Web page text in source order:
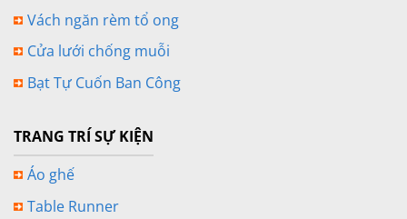
Vách ngăn rèm tổ ong
Cửa lưới chống muỗi
Bạt Tự Cuốn Ban Công
TRANG TRÍ SỰ KIỆN
Áo ghế
Table Runner